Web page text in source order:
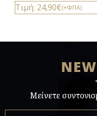
Τιμή: 24,90€(+ΦΠΑ)
Μείνετε